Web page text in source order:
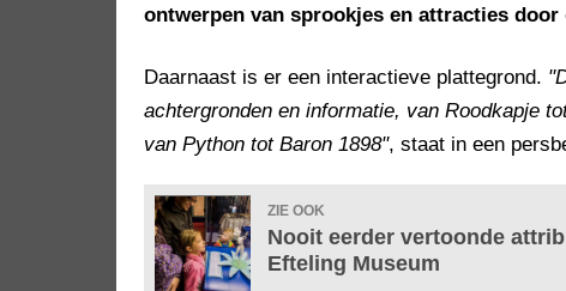
ontwerpen van sprookjes en attracties door
Daarnaast is er een interactieve plattegrond.
achtergronden en informatie, van Roodkapje
van Python tot Baron 1898", staat in een
ZIE OOK
Nooit eerder vertoonde
Efteling Museum